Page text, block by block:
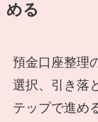
める
預金口座整理
選択、引き落
テップで進め